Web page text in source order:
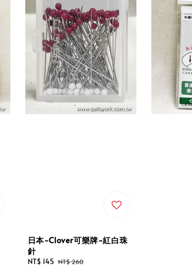
日本-Clover可樂牌-紅白珠
針
Sale
NT$ 145 Regular
NT$ 260